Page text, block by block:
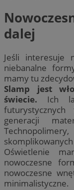
dalej
Jeśli interesuje
niebanalne
mamy tu
Slamp jest
świecie. Ich
generacji
Oświetlenie
nowoczesne
nowoczesne
minimalistyczne.